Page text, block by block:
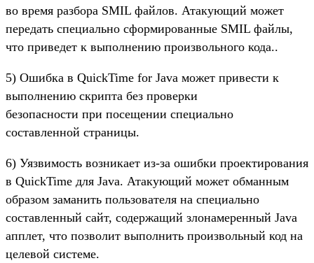
во время разбора SMIL файлов. Атакующий может
передать специально сформированные SMIL файлы,
что приведет к выполнению произвольного кода..
5) Ошибка в QuickTime for Java может привести к
выполнению скрипта без проверки
безопасности при посещении специально
составленной страницы.
6) Уязвимость возникает из-за ошибки проектирования
в QuickTime для Java. Атакующий может обманным
образом заманить пользователя на специально
составленный сайт, содержащий злонамеренный Java
апплет, что позволит выполнить произвольный код на
целевой системе.